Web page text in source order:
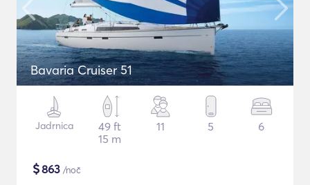
Bavaria Cruiser 51
Jadrnica
49 ft
15 m
11 5 6
$863 /noč